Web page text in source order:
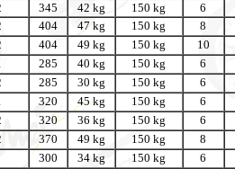
345 42 kg 150 kg 6
404 47 kg 150 kg 8
404 49 kg 150 kg 10
285 40 kg 150 kg 6
285 30 kg 150 kg 6
320 45 kg 150 kg 6
320 36 kg 150 kg 6
370 49 kg 150 kg 8
300 34 kg 150 kg 6